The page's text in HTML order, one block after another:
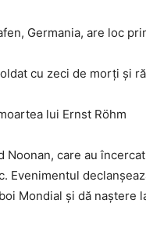
Germania, are loc
cu zeci de morți și
lui Ernst Röhm
Noonan, care au
Evenimentul
Mondial și dă naștere